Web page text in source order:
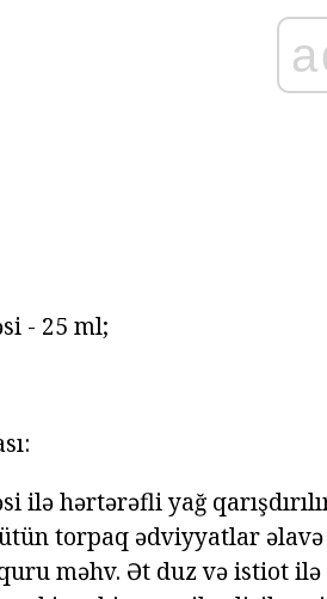
- 25 ml;
ilə hərtərəfli yağ
torpaq ədviyyatlar
məhv. Ət duz və istiot